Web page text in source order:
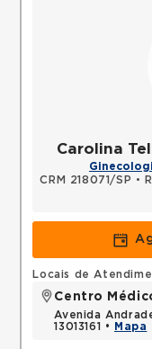
Carolina
CRM 218071/SP •
Locais de
Centro
Avenida
13013161 •
Mapa